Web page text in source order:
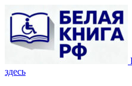
здесь